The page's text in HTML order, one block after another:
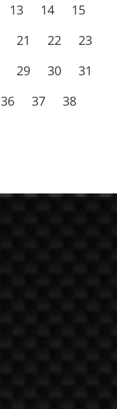
13 14
15
21 22
23
29 30
31
36 37
38